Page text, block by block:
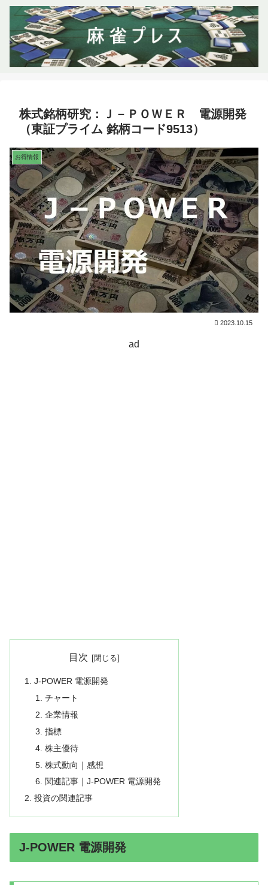
株式銘柄研究：Ｊ－ＰＯＷＥＲ 電源開発
（東証プライム 銘柄コード9513）
お得情報
2023.10.15
ad
目次
J-POWER 電源開発
チャート
企業情報
指標
株主優待
株式動向｜感想
関連記事｜J-POWER 電源開発
投資の関連記事
J-POWER 電源開発